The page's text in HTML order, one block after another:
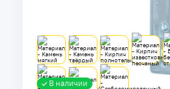
В наличии